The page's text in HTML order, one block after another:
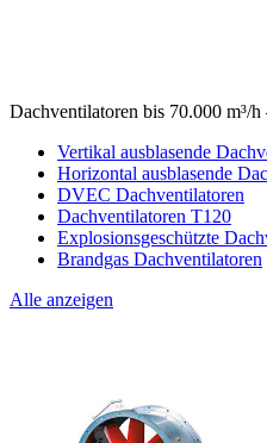
Dachventilatoren bis 70.000 m³/
Vertikal ausblasende
Horizontal ausblasende
DVEC Dachventilatoren
Dachventilatoren T120
Explosionsgeschützte
Brandgas Dachventilatoren
Alle anzeigen